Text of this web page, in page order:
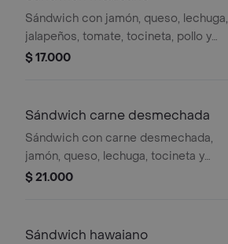
Sándwich con jamón, queso, lechuga,
jalapeños, tomate, tocineta, pollo y
maíz.
$ 17.000
Sándwich carne desmechada
Sándwich con carne desmechada,
jamón, queso, lechuga, tocineta y
tomate.
$ 21.000
Sándwich hawaiano